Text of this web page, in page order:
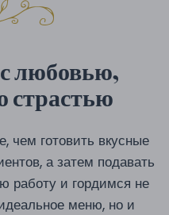
любовью,
страстью
чем готовить вкусные
а затем подавать
работу и гордимся не
меню, но и